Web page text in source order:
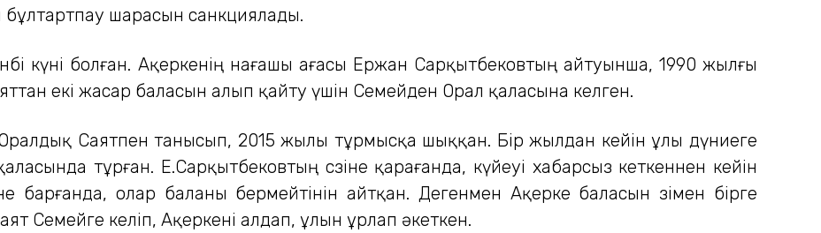
бұлтартпау шарасын санкциялады.
күні болған. Ақеркенің нағашы ағасы Ержан Сарқытбековтың айтуынша, 1990 жылғы
екі жасар баласын алып қайту үшін Семейден Орал қаласына келген.
Саятпен танысып, 2015 жылы тұрмысқа шыққан. Бір жылдан кейін ұлы дүниеге
тұрған. Е.Сарқытбековтың сөзіне қарағанда, күйеуі хабарсыз кеткеннен кейін
барғанда, олар баланы бермейтінін айтқан. Дегенмен Ақерке баласын өзімен бірге
Семейге келіп, Ақеркені алдап, ұлын ұрлап әкеткен.